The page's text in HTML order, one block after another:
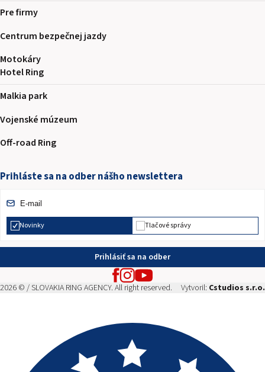
Pre firmy
Centrum bezpečnej jazdy
Motokáry
Hotel Ring
Malkia park
Vojenské múzeum
Off-road Ring
Prihláste sa na odber nášho newslettera
Novinky Tlačové správy
Prihlásiť sa na odber
2026 © / SLOVAKIA RING AGENCY. All right reserved. Vytvoril: Cstudios s.r.o.